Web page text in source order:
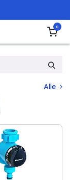
0
Alle